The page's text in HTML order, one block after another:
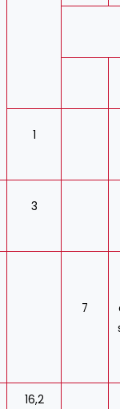
1
3
7
16,2